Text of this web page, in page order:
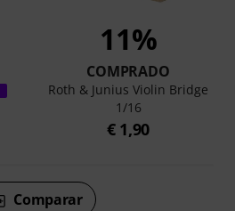
11%
COMPRADO
Roth & Junius Violin Bridge
1/16
€ 1,90
Comparar